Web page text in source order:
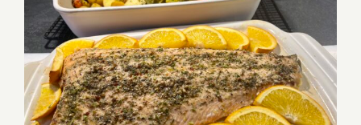
Lachsfilet an Kartoffel Bohnen-Gemüse